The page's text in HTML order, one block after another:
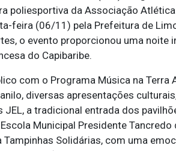
poliesportiva da Associação
feira (06/11) pela Prefeitura de
o evento proporcionou uma noite
do Capibaribe.
com o Programa Música na Terra
diversas apresentações
a tradicional entrada dos
Municipal Presidente
Solidárias, com uma